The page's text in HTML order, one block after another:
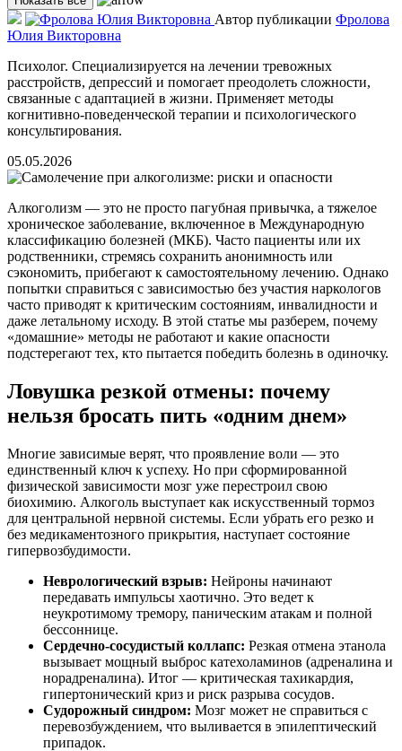
Автор публикации Фролова
Юлия Викторовна
Психолог. Специализируется на лечении тревожных
расстройств, депрессий и помогает преодолеть сложности,
связанные с адаптацией в жизни. Применяет методы
когнитивно-поведенческой терапии и психологического
консультирования.
05.05.2026
Алкоголизм — это не просто пагубная привычка, а тяжелое
хроническое заболевание, включенное в Международную
классификацию болезней (МКБ). Часто пациенты или их
родственники, стремясь сохранить анонимность или
сэкономить, прибегают к самостоятельному лечению. Однако
попытки справиться с зависимостью без участия наркологов
часто приводят к критическим состояниям, инвалидности и
даже летальному исходу. В этой статье мы разберем, почему
«домашние» методы не работают и какие опасности
подстерегают тех, кто пытается победить болезнь в одиночку.
Ловушка резкой отмены: почему
нельзя бросать пить «одним днем»
Многие зависимые верят, что проявление воли — это
единственный ключ к успеху. Но при сформированной
физической зависимости мозг уже перестроил свою
биохимию. Алкоголь выступает как искусственный тормоз
для центральной нервной системы. Если убрать его резко и
без медикаментозного прикрытия, наступает состояние
гипервозбудимости.
Неврологический взрыв: Нейроны начинают
передавать импульсы хаотично. Это ведет к
неукротимому тремору, паническим атакам и полной
бессоннице.
Сердечно-сосудистый коллапс: Резкая отмена этанола
вызывает мощный выброс катехоламинов (адреналина и
норадреналина). Итог — критическая тахикардия,
гипертонический криз и риск разрыва сосудов.
Судорожный синдром: Мозг может не справиться с
перевозбуждением, что выливается в эпилептический
припадок.